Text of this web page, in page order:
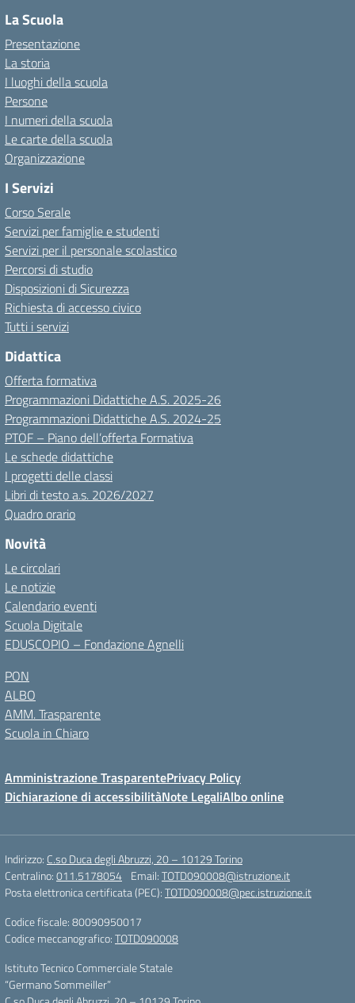
La Scuola
Presentazione
La storia
I luoghi della scuola
Persone
I numeri della scuola
Le carte della scuola
Organizzazione
I Servizi
Corso Serale
Servizi per famiglie e studenti
Servizi per il personale scolastico
Percorsi di studio
Disposizioni di Sicurezza
Richiesta di accesso civico
Tutti i servizi
Didattica
Offerta formativa
Programmazioni Didattiche A.S. 2025-26
Programmazioni Didattiche A.S. 2024-25
PTOF – Piano dell’offerta Formativa
Le schede didattiche
I progetti delle classi
Libri di testo a.s. 2026/2027
Quadro orario
Novità
Le circolari
Le notizie
Calendario eventi
Scuola Digitale
EDUSCOPIO – Fondazione Agnelli
PON
ALBO
AMM. Trasparente
Scuola in Chiaro
Amministrazione TrasparentePrivacy Policy
Dichiarazione di accessibilitàNote LegaliAlbo online
Indirizzo: C.so Duca degli Abruzzi, 20 – 10129 Torino
Centralino:011.5178054 Email:TOTD090008@istruzione.it
Posta elettronica certificata (PEC):TOTD090008@pec.istruzione.it
Codice fiscale: 80090950017
Codice meccanografico:TOTD090008
Istituto Tecnico Commerciale Statale
“Germano Sommeiller”